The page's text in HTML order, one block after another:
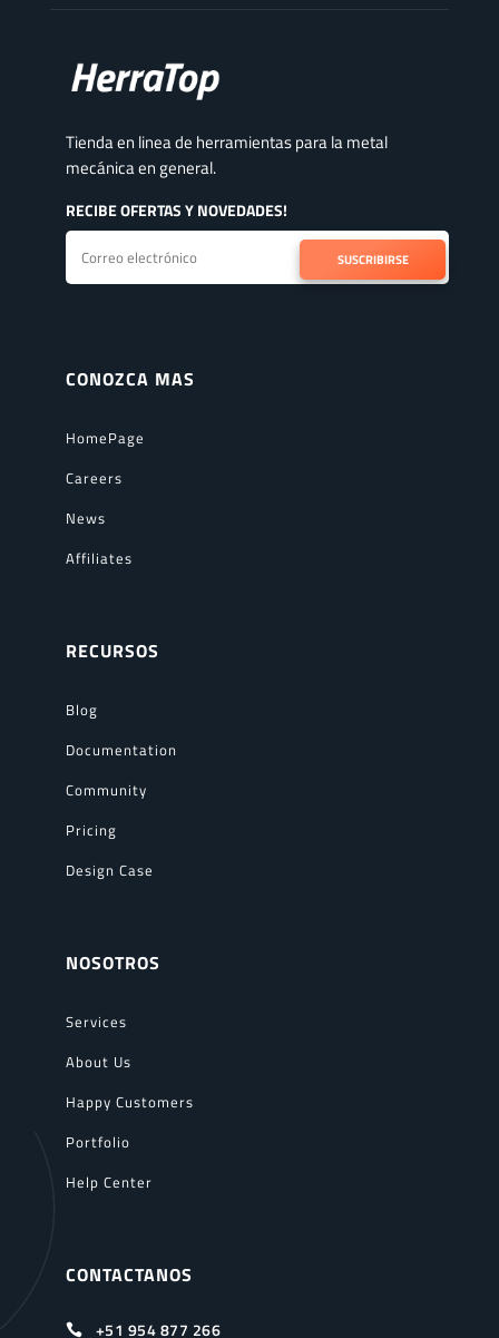
Tienda en linea de herramientas para la metal
mecánica en general.
RECIBE OFERTAS Y NOVEDADES!
SUSCRIBIRSE
CONOZCA MAS
HomePage
Careers
News
Affiliates
RECURSOS
Blog
Documentation
Community
Pricing
Design Case
NOSOTROS
Services
About Us
Happy Customers
Portfolio
Help Center
CONTACTANOS
 +51 954 877 266